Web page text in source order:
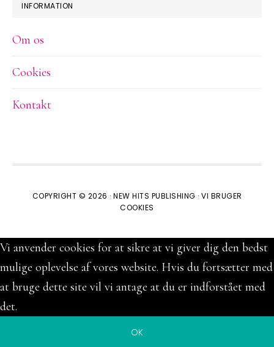
INFORMATION
Om os
Cookies
Kontakt
COPYRIGHT © 2026 · NEW HITS PUBLISHING · VI BRUGER
COOKIES
Vi anvender cookies for at sikre at vi giver dig den bedst
mulige oplevelse af vores website. Hvis du fortsætter med
at bruge dette site vil vi antage at du er indforstået med
det.
OK